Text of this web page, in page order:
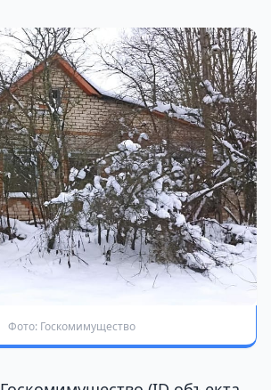
Фото: Госкомимущество